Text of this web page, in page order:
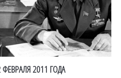
2011 ГОДА